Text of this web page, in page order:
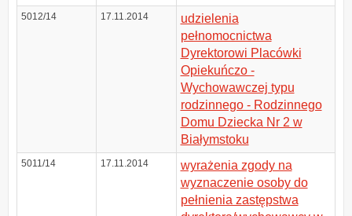
5012/14 17.11.2014
udzielenia
pełnomocnictwa
Dyrektorowi Placówki
Opiekuńczo -
Wychowawczej typu
rodzinnego - Rodzinnego
Domu Dziecka Nr 2 w
Białymstoku
5011/14 17.11.2014
wyrażenia zgody na
wyznaczenie osoby do
pełnienia zastępstwa